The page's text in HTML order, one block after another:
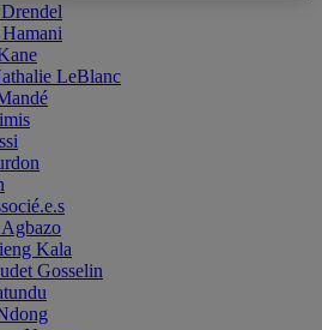
LeBlanc
Kala
Gosselin